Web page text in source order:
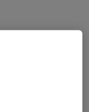
i służy